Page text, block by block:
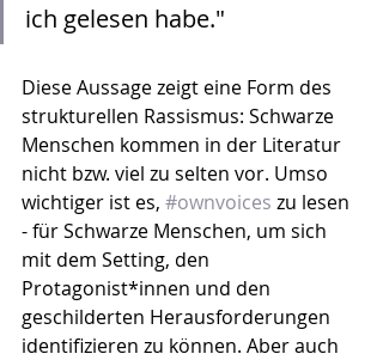
ich gelesen habe."
Diese Aussage zeigt eine Form des
strukturellen Rassismus: Schwarze
Menschen kommen in der Literatur
nicht bzw. viel zu selten vor. Umso
wichtiger ist es, #ownvoices zu lesen
- für Schwarze Menschen, um sich
mit dem Setting, den
Protagonist*innen und den
geschilderten Herausforderungen
identifizieren zu können. Aber auch